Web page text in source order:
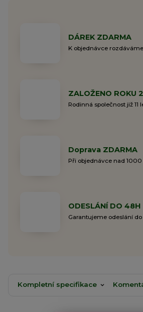
DÁREK ZDARMA
K objednávce
ZALOŽENO ROKU
Rodinná společnost již 11
Doprava ZDARMA
Při objednávce nad 1000
ODESLÁNÍ DO 48H
Garantujeme odeslání
Kompletní specifikace